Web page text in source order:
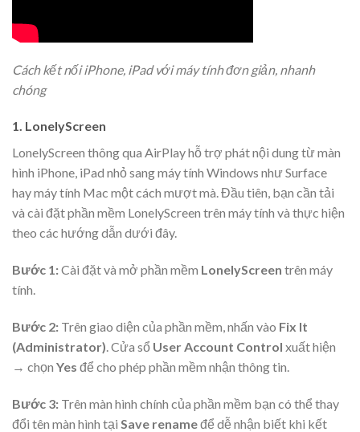
Cách kết nối iPhone, iPad với máy tính đơn giản, nhanh
chóng
1. LonelyScreen
LonelyScreen thông qua AirPlay hỗ trợ phát nội dung từ màn
hình iPhone, iPad nhỏ sang máy tính Windows như Surface
hay máy tính Mac một cách mượt mà. Đầu tiên, bạn cần tải
và cài đặt phần mềm LonelyScreen trên máy tính và thực hiện
theo các hướng dẫn dưới đây.
Bước 1:Cài đặt và mở phần mềm LonelyScreen trên máy
tính.
Bước 2: Trên giao diện của phần mềm, nhấn vào Fix It
(Administrator). Cửa sổ User Account Control xuất hiện
→ chọn Yes để cho phép phần mềm nhận thông tin.
Bước 3: Trên màn hình chính của phần mềm bạn có thể thay
đổi tên màn hình tại Save renameđể dễ nhận biết khi kết